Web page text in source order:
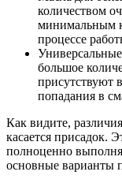
количеством
минимальным
процессе
большое
присутствуют
попадания в
Как видите,
касается присадок.
полноценно
основные варианты